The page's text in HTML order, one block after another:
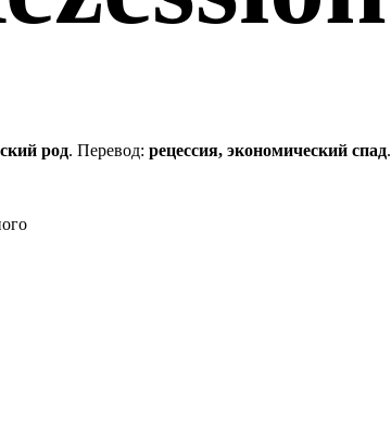
род. Перевод: рецессия, экономический спад.